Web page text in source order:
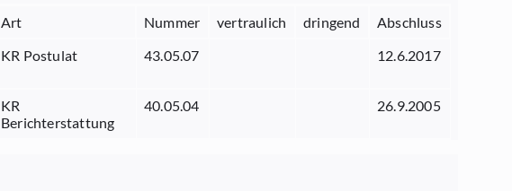
Art Nummer vertraulich dringend
Abschluss
KR Postulat 43.05.07 12.6.2017
KR
Berichterstattung
40.05.04 26.9.2005